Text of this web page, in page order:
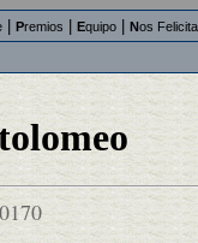
Premios Equipo Nos